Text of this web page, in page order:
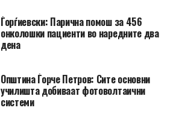
Ѓорѓиевски: Парична помош за 456
онколошки пациенти во наредните два
дена
Општина Ѓорче Петров: Сите основни
училишта добиваат фотоволтаични
системи